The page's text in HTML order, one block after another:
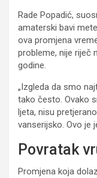
Rade Popadić,
amaterski bavi
ova promjena
probleme, nije riječ
godine.
„Izgleda da smo
tako često. Ovako
ljeta, nisu
vanserijsko. Ovo je
Povratak
Promjena koja